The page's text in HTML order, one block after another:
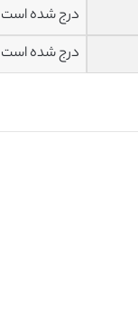
درج شده است
درج شده است